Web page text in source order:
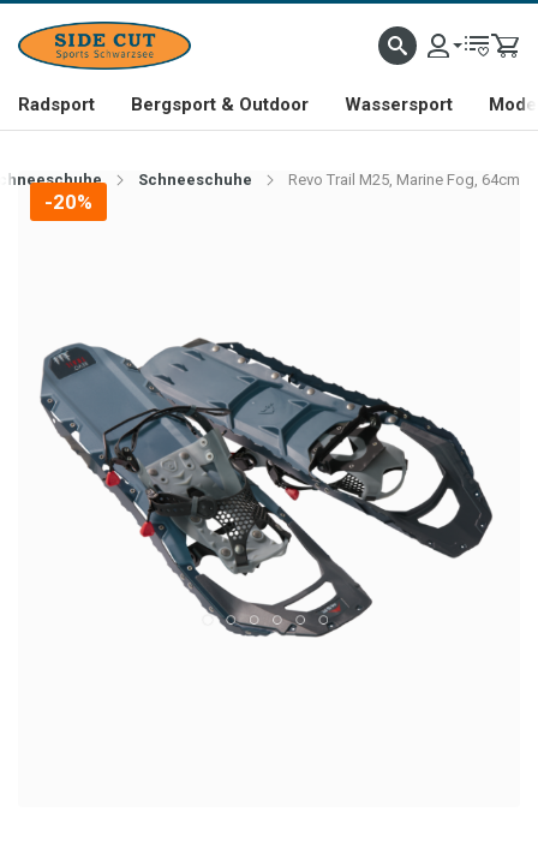
Radsport Bergsport & Outdoor Wassersport
Schneeschuhe Revo Trail M25, Marine Fog, 64cm
-20%